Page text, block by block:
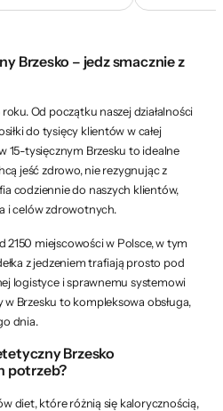
Brzesko – jedz smacznie z
Od początku naszej działalności
do tysięcy klientów w całej
15-tysięcznym Brzesku to idealne
jeść zdrowo, nie rezygnując z
codziennie do naszych klientów,
i celów zdrowotnych.
2150 miejscowości w Polsce, w tym
z jedzeniem trafiają prosto pod
logistyce i sprawnemu systemowi
Brzesku to kompleksowa obsługa,
dnia.
Brzesko
potrzeb?
diet, które różnią się kalorycznością,